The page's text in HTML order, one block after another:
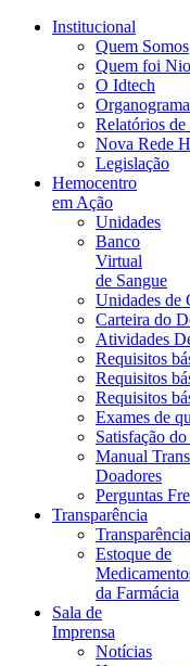
Institucional
Quem Somos
Quem foi
O Idtech
Organograma
Relatórios de
Nova Rede
Legislação
Hemocentro
em Ação
Unidades
Banco
Virtual
de Sangue
Unidades de
Carteira do
Atividades
Requisitos
Requisitos
Requisitos
Exames de
Satisfação
Manual
Doadores
Perguntas
Transparência
Estoque de
da Farmácia
Sala de
Imprensa
Notícias